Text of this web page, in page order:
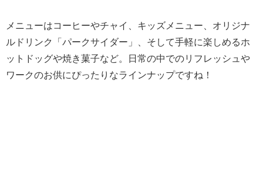
メニューはコーヒーやチャイ、キッズメニュー、オリジナ
ルドリンク「パークサイダー」、そして手軽に楽しめるホ
ットドッグや焼き菓子など。日常の中でのリフレッシュや
ワークのお供にぴったりなラインナップですね！